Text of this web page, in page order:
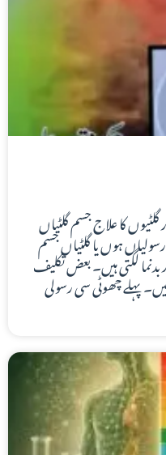
گلٹیوں کا علاج جسم گلٹیاں
ہوں یا گلٹیاں جسم
لگتی ہیں۔ بعض تکلیف
پہلے چھوٹی سی رسولی